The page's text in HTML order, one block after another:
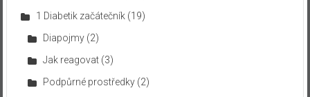
1 Diabetik začátečník(19)
Diapojmy(2)
Jak reagovat(3)
Podpůrné prostředky(2)